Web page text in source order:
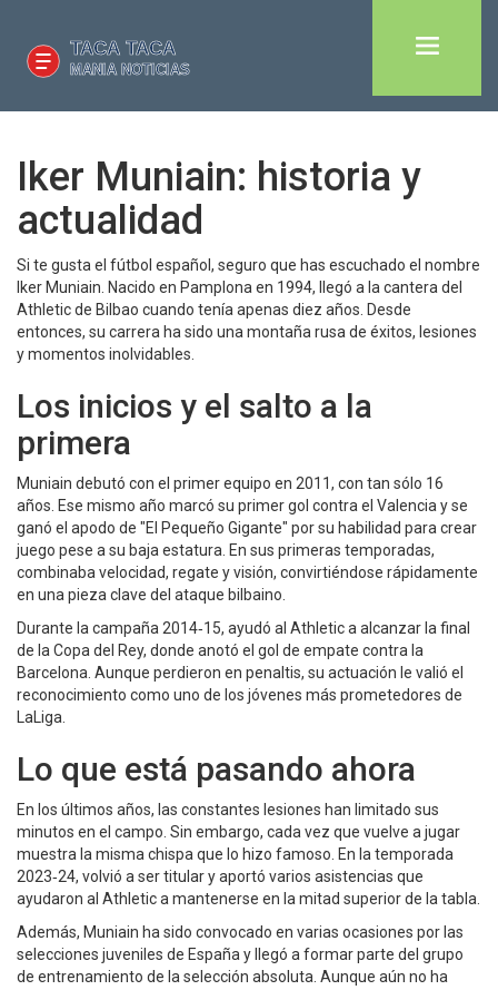
Iker Muniain: historia y
actualidad
Si te gusta el fútbol español, seguro que has escuchado el nombre
Iker Muniain. Nacido en Pamplona en 1994, llegó a la cantera del
Athletic de Bilbao cuando tenía apenas diez años. Desde
entonces, su carrera ha sido una montaña rusa de éxitos, lesiones
y momentos inolvidables.
Los inicios y el salto a la
primera
Muniain debutó con el primer equipo en 2011, con tan sólo 16
años. Ese mismo año marcó su primer gol contra el Valencia y se
ganó el apodo de "El Pequeño Gigante" por su habilidad para crear
juego pese a su baja estatura. En sus primeras temporadas,
combinaba velocidad, regate y visión, convirtiéndose rápidamente
en una pieza clave del ataque bilbaino.
Durante la campaña 2014‑15, ayudó al Athletic a alcanzar la final
de la Copa del Rey, donde anotó el gol de empate contra la
Barcelona. Aunque perdieron en penaltis, su actuación le valió el
reconocimiento como uno de los jóvenes más prometedores de
LaLiga.
Lo que está pasando ahora
En los últimos años, las constantes lesiones han limitado sus
minutos en el campo. Sin embargo, cada vez que vuelve a jugar
muestra la misma chispa que lo hizo famoso. En la temporada
2023‑24, volvió a ser titular y aportó varios asistencias que
ayudaron al Athletic a mantenerse en la mitad superior de la tabla.
Además, Muniain ha sido convocado en varias ocasiones por las
selecciones juveniles de España y llegó a formar parte del grupo
de entrenamiento de la selección absoluta. Aunque aún no ha